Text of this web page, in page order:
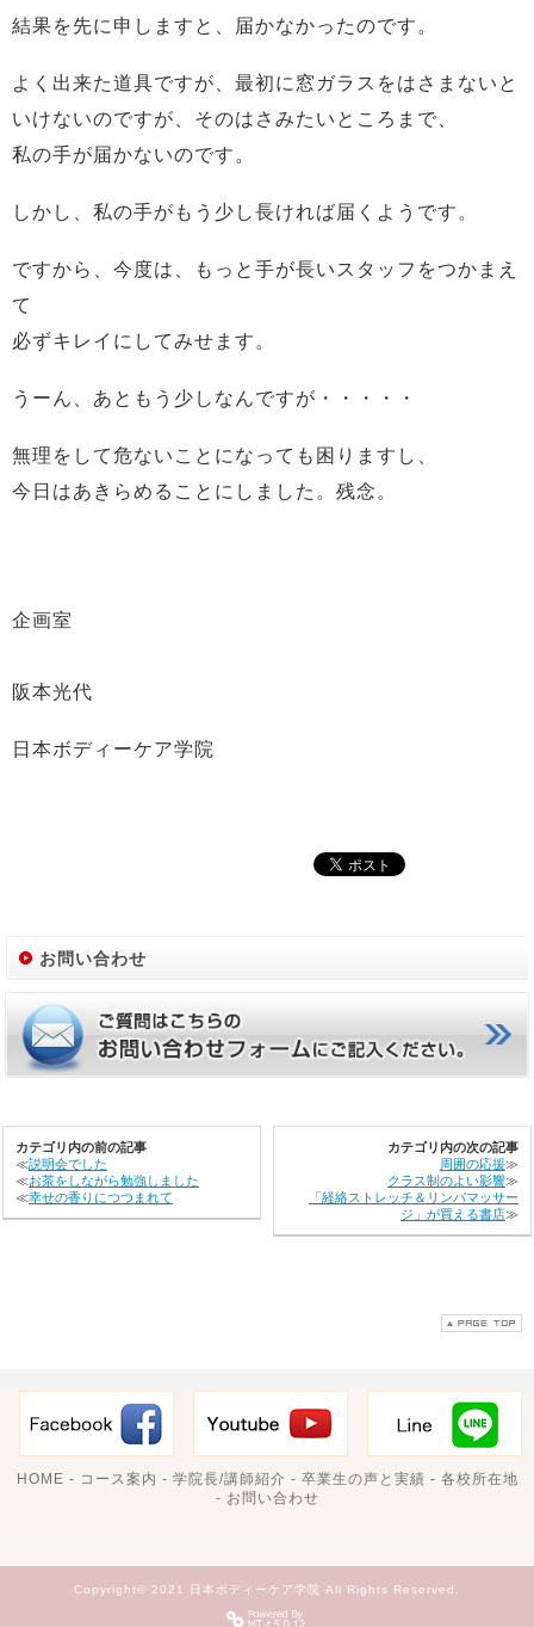
結果を先に申しますと、届かなかったのです。
よく出来た道具ですが、最初に窓ガラスをはさまないと
いけないのですが、そのはさみたいところまで、
私の手が届かないのです。
しかし、私の手がもう少し長ければ届くようです。
ですから、今度は、もっと手が長いスタッフをつかまえ
て
必ずキレイにしてみせます。
うーん、あともう少しなんですが・・・・・
無理をして危ないことになっても困りますし、
今日はあきらめることにしました。残念。
企画室
阪本光代
日本ボディーケア学院
お問い合わせ
カテゴリ内の前の記事
≪説明会でした
≪お茶をしながら勉強しました
≪幸せの香りにつつまれて
カテゴリ内の次の記事
周囲の応援≫
クラス制のよい影響≫
「経絡ストレッチ＆リンパマッサー
ジ」が買える書店≫
HOME - コース案内 - 学院長/講師紹介 - 卒業生の声と実績 - 各校所在地
- お問い合わせ
Copyright© 2021 日本ボディーケア学院 All Rights Reserved.